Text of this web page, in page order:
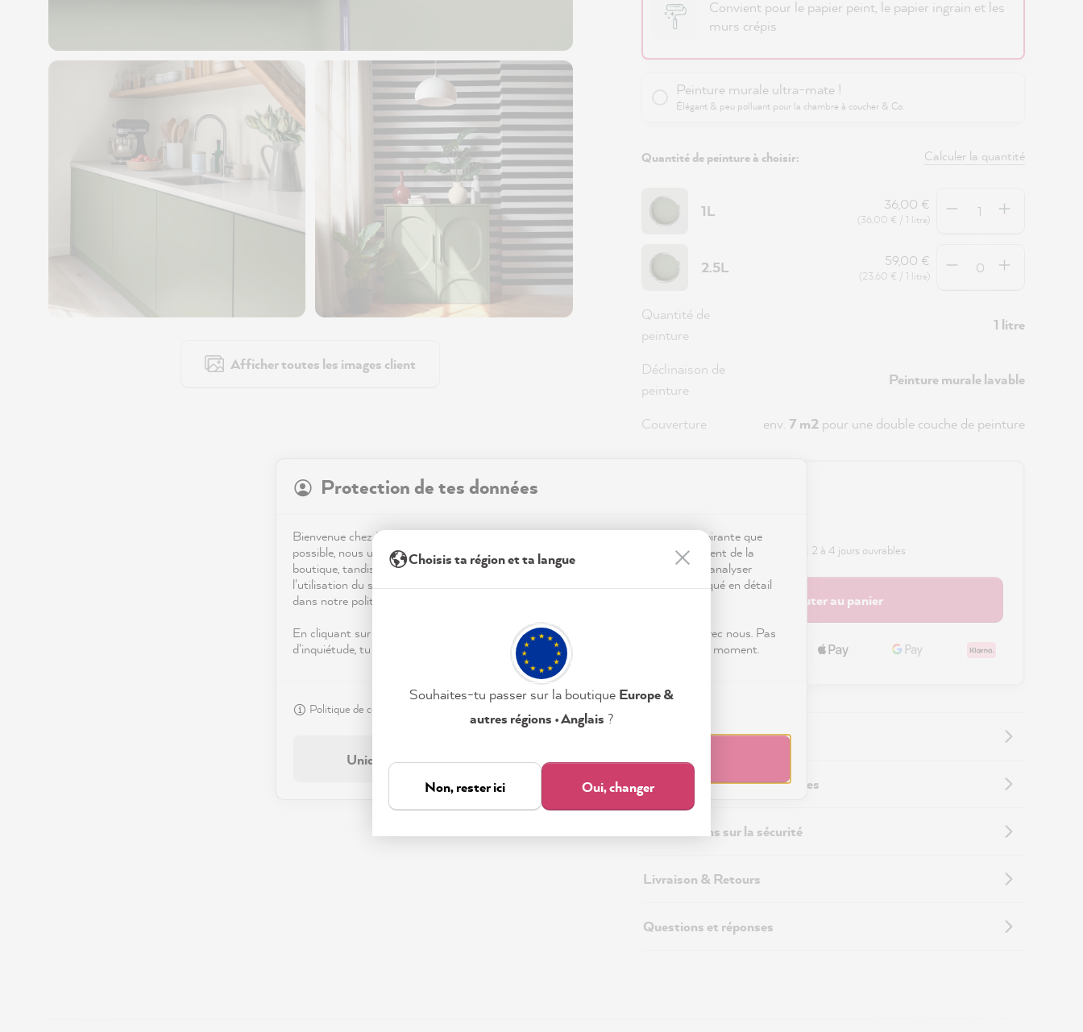
Afficher toutes les images client
Convient pour le papier peint, le papier ingrain et les
murs crépis
Peinture murale ultra-mate !
Élégant & peu polluant pour la chambre à coucher & Co.
Quantité de peinture à choisir: Calculer la quantité
1L 36,00 €
(36,00 € / 1 litre)
2.5L 59,00 €
(23,60 € / 1 litre)
Quantité de
peinture
1 litre
Déclinaison de
peinture
Peinture murale lavable
Couverture env. 7 m2pour une double couche de peinture
Disponible, délai de livraison : 2 à 4 jours ouvrables
Ajouter au panier
Informations supplémentaires
Informations sur la sécurité
Livraison & Retours
Questions et réponses
Protection de tes données
Bienvenue chez MissPompadour ! Pour que ta visite sur notre site soit aussi inspirante que
possible, nous utilisons des cookies.. Certains sont essentiels au bon fonctionnement de la
boutique, tandis que d'autres nous aident à mieux comprendre tes envies déco, à analyser
l'utilisation du site et à te proposer des inspirations personnalisées. Tout est expliqué en détail
dans notre politique de confidentialité.
En cliquant sur « Tout accepter », tu nous autorises à peaufiner ton expérience avec nous. Pas
d'inquiétude, tu peux modifier tes préférences ou retirer ton consentement à tout moment.
Politique de confidentialité
Tout accepter
Uniquement nécessaire
Choisis ta région et ta langue
Souhaites-tu passer sur la boutique Europe &
autres régions • Anglais ?
Non, rester ici Oui, changer